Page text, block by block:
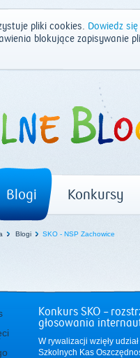
pliki cookies. Dowiedz
blokujące zapisywanie
Blogi Konkursy
Blogi SKO - NSP Zachowice
Konkurs SKO –
głosowania
W rywalizacji wzięły
Szkolnych Kas